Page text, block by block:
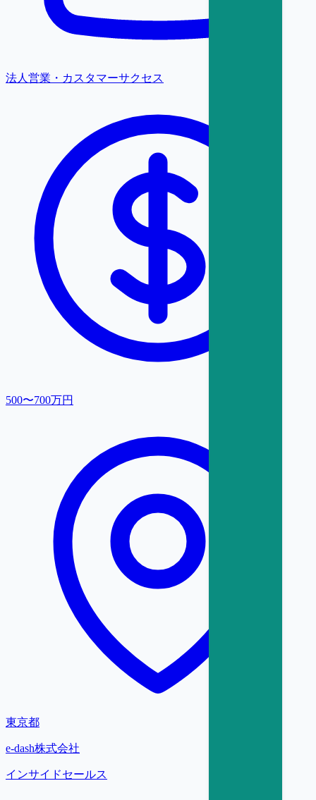
法人営業・カスタマーサクセス
500〜700万円
東京都
e-dash株式会社
インサイドセールス